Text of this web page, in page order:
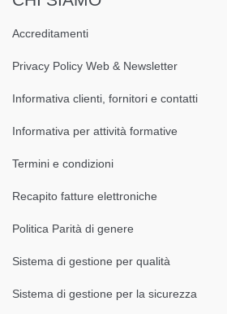
Accreditamenti
Privacy Policy Web & Newsletter
Informativa clienti, fornitori e contatti
Informativa per attività formative
Termini e condizioni
Recapito fatture elettroniche
Politica Parità di genere
Sistema di gestione per qualità
Sistema di gestione per la sicurezza